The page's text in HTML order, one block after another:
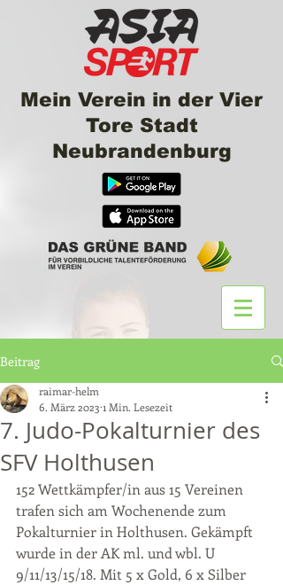
Mein Verein in der Vier
Tore Stadt
Neubrandenburg
Beitrag
7. Judo-Pokalturnier des
SFV Holthusen
raimar-helm
6. März 2023 1 Min. Lesezeit
152 Wettkämpfer/in aus 15 Vereinen
trafen sich am Wochenende zum
Pokalturnier in Holthusen. Gekämpft
wurde in der AK ml. und wbl. U
9/11/13/15/18. Mit 5 x Gold, 6 x Silber